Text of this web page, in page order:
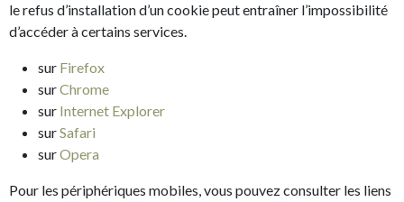
le refus d’installation d’un cookie peut entraîner l’impossibilité
d’accéder à certains services.
sur Firefox
surChrome
sur Internet Explorer
surSafari
surOpera
Pour les périphériques mobiles, vous pouvez consulter les liens